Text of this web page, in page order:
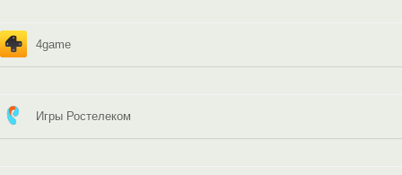
4game
Игры Ростелеком